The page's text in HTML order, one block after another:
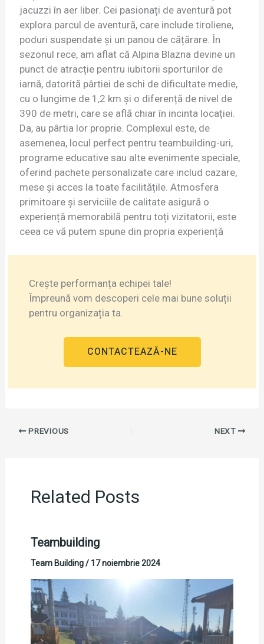
jacuzzi în aer liber. Cei pasionați de aventură pot
explora parcul de aventură, care include tiroliene,
poduri suspendate și un panou de cățărare. În
sezonul rece, am aflat că Alpina Blazna devine un
punct de atracție pentru iubitorii sporturilor de
iarnă, datorită pârtiei de schi de dificultate medie,
cu o lungime de 1,2 km și o diferență de nivel de
390 de metri, care se află chiar în incinta locației.
Da, au pârtia lor proprie. Complexul este, de
asemenea, locul perfect pentru teambuilding-uri,
programe educative sau alte evenimente speciale,
oferind pachete personalizate care includ cazare,
mese și acces la toate facilitățile. Atmosfera
primitoare și serviciile de calitate asigură o
experiență memorabilă pentru toți vizitatorii, este
ceea ce vă putem spune din propria experiență
Crește performanța echipei tale!
Împreună vom descoperi cele mai bune soluții
pentru organizația ta.
CONTACTEAZĂ-NE
PREVIOUS NEXT
Related Posts
Teambuilding
Team Building/ 17 noiembrie 2024